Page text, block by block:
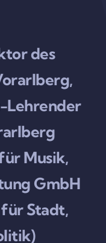
des
Lehrender
Musik,
GmbH
Stadt,